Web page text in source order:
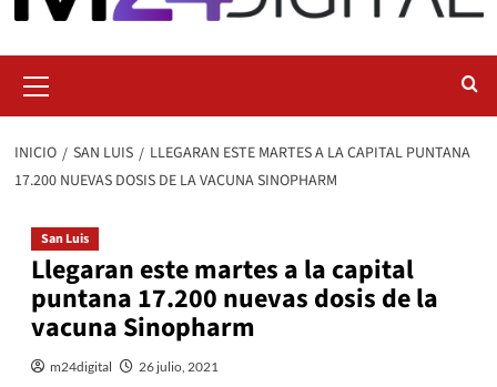
primario
INICIO SAN LUIS
LLEGARAN ESTE MARTES A LA CAPITAL PUNTANA
17.200 NUEVAS DOSIS DE LA VACUNA SINOPHARM
San Luis
Llegaran este martes a la capital
puntana 17.200 nuevas dosis de la
vacuna Sinopharm
m24digital 26 julio, 2021